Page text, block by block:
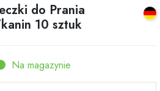
do Prania
10 sztuk
Na magazynie